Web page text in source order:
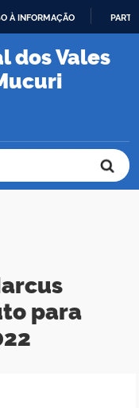
À INFORMAÇÃO
dos Vales
para